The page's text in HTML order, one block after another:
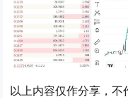
以上内容仅作分享，不